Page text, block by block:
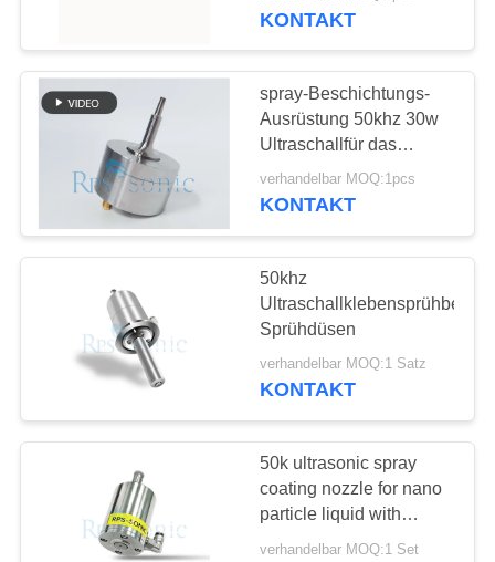
KONTAKT
spray-Beschichtungs-
Ausrüstung 50khz 30w
Ultraschallfür das
Dünnfilm-Sprühen
verhandelbar MOQ:1pcs
KONTAKT
50khz
Sprühdüsen
verhandelbar MOQ:1 Satz
KONTAKT
50k ultrasonic spray
coating nozzle for nano
particle liquid with
Syringe pump
verhandelbar MOQ:1 Set